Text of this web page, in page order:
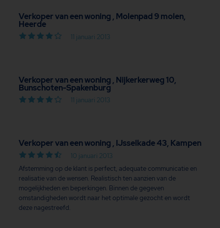
Verkoper van een woning , Molenpad 9 molen,
Heerde
11 januari 2013
Verkoper van een woning , Nijkerkerweg 10,
Bunschoten-Spakenburg
11 januari 2013
Verkoper van een woning , IJsselkade 43, Kampen
10 januari 2013
Afstemming op de klant is perfect, adequate communicatie en
realisatie van de wensen. Realistisch ten aanzien van de
mogelijkheden en beperkingen. Binnen de gegeven
omstandigheden wordt naar het optimale gezocht en wordt
deze nagestreefd.